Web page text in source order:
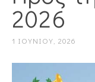
2026
1 ΙΟΥΝΊΟΥ, 2026